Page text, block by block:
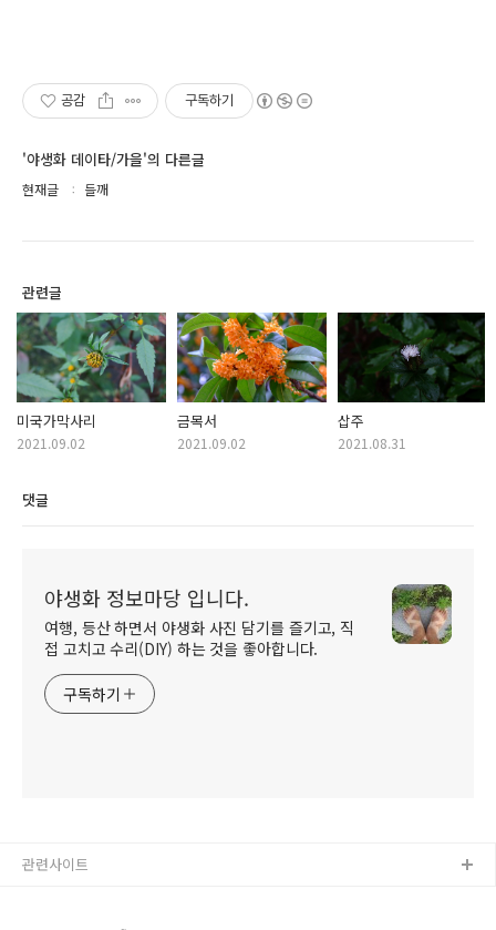
공감 구독하기
'야생화 데이타/가을'의 다른글
현재글 들깨
관련글
미국가막사리
2021.09.02
금목서
2021.09.02
삽주
2021.08.31
댓글
야생화 정보마당 입니다.
여행, 등산 하면서 야생화 사진 담기를 즐기고, 직
접 고치고 수리(DIY) 하는 것을 좋아합니다.
구독하기
관련사이트